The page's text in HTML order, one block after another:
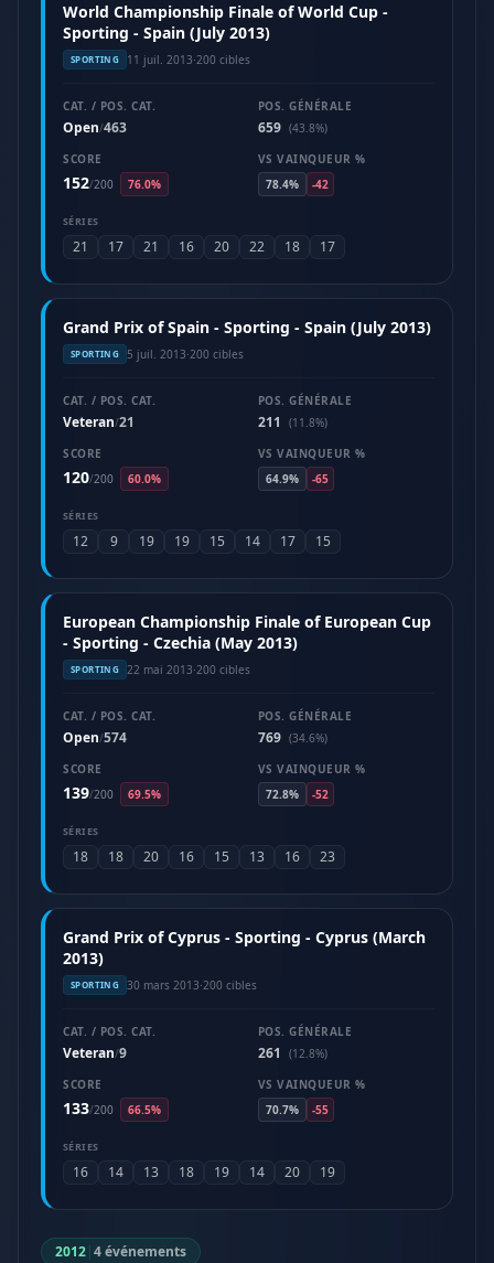
World Championship Finale of World Cup -
Sporting - Spain (July 2013)
SPORTING 11 juil. 2013·200 cibles
CAT. / POS. CAT.
Open/463
POS. GÉNÉRALE
659 (43.8%)
SCORE
152/200 76.0%
VS VAINQUEUR %
78.4%
-42
SÉRIES
21 17 21 16 20 22 18 17
Grand Prix of Spain - Sporting - Spain (July 2013)
SPORTING 5 juil. 2013·200 cibles
CAT. / POS. CAT.
Veteran/21
POS. GÉNÉRALE
211
(11.8%)
SCORE
120/200 60.0%
VS VAINQUEUR %
64.9%
-65
SÉRIES
12 9 19 19 15 14 17 15
European Championship Finale of European Cup
- Sporting - Czechia (May 2013)
SPORTING 22 mai 2013·200 cibles
CAT. / POS. CAT.
Open/574
POS. GÉNÉRALE
769 (34.6%)
SCORE
139/200 69.5%
VS VAINQUEUR %
72.8%
-52
SÉRIES
18 18 20 16 15 13 16 23
Grand Prix of Cyprus - Sporting - Cyprus (March
2013)
SPORTING 30 mars 2013·200 cibles
CAT. / POS. CAT.
Veteran/9
POS. GÉNÉRALE
261
(12.8%)
SCORE
133/200 66.5%
VS VAINQUEUR %
70.7%
-55
SÉRIES
16 14 13 18 19 14 20 19
2012|4 événements